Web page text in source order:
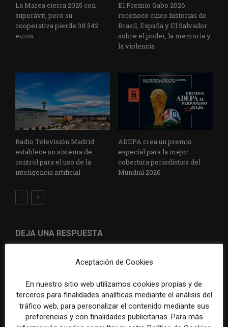
La Marea cierra 2025 con
superávit, pero su
cooperativa pierde 38.542
euros
El Premio Gabo 2026
reconoce cinco historias de
Brasil, España y El Salvador
sobre el poder, la memoria y
la violencia
Radio Televisión Madrid
establece un sistema de
control para el uso de la
inteligencia artificial
ADEPA crea un premio
especial para la mejor
cobertura periodística del
Mundial 2026
DEJA UNA RESPUESTA
Aceptación de Cookies
En nuestro sitio web utilizamos cookies propias y de
terceros para finalidades analíticas mediante el análisis del
tráfico web, para personalizar el contenido mediante sus
preferencias y con finalidades publicitarias. Para más